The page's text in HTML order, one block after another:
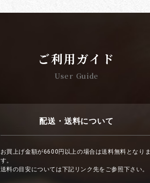
ご利用ガイド
User Guide
配送・送料について
お買上げ金額が6600円以上の場合は送料無料となりま
す。
送料の目安については下記リンク先をご参照下さい。